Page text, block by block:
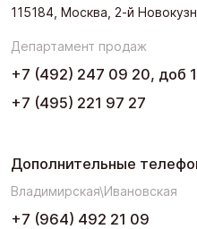
115184, Москва, 2-й
Департамент продаж
+7 (492) 247 09 20, доб
+7 (495) 221 97 27
Дополнительные
Владимирская\Ивановская
+7 (964) 492 21 09